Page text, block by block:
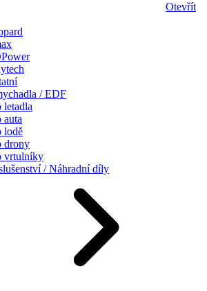
Otevřít
/ EDF
letadla
auta
lodě
drony
vrtulníky
/ Náhradní díly